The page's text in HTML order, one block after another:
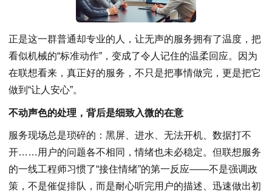
正是这一群普通却专业的人，让无声的服务拥有了温度，把
看似机械的“标准动作”，变成了令人记住的温柔回应。因为
在联想看来，真正好的服务，不只是把事情做完，更是把它
做到“让人安心”。
不动声色的处理，背后是细致入微的在意
服务现场总是琐碎的：黑屏、进水、无法开机、数据打不
开……用户的问题各不相同，情绪也未必稳定。但联想服务
的一线工程师习惯了“接住情绪”的第一反应——不是强调政
策，不是催促排队，而是耐心听完用户的描述、迅速做出初